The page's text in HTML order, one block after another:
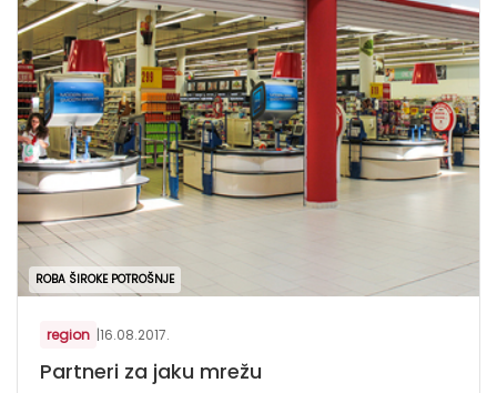
ROBA ŠIROKE POTROŠNJE
region |16.08.2017.
Partneri za jaku mrežu